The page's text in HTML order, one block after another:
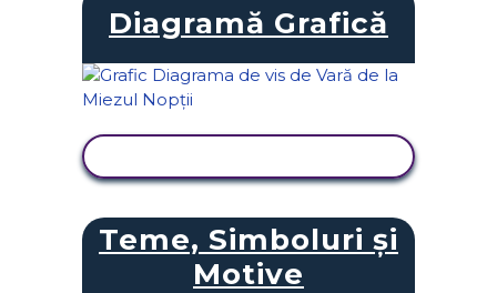
Diagramă Grafică
Teme, Simboluri și
Motive